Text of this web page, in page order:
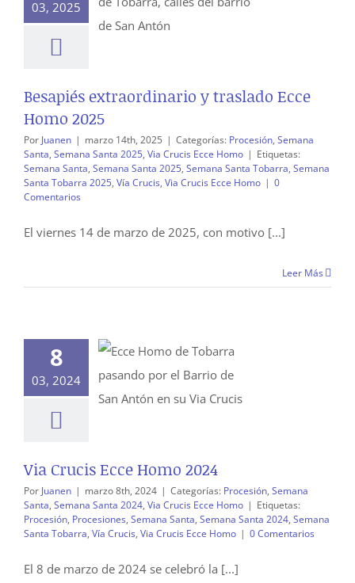
03, 2025
Besapiés extraordinario y traslado Ecce
Homo 2025
Por Juanen | marzo 14th, 2025 | Categorías: Procesión, Semana
Santa, Semana Santa 2025, Via Crucis Ecce Homo | Etiquetas:
Semana Santa, Semana Santa 2025, Semana Santa Tobarra, Semana
Santa Tobarra 2025, Vía Crucis, Via Crucis Ecce Homo | 0
Comentarios
El viernes 14 de marzo de 2025, con motivo [...]
Leer Más
8
03, 2024
Via Crucis Ecce Homo 2024
Por Juanen | marzo 8th, 2024 | Categorías: Procesión, Semana
Santa, Semana Santa 2024, Via Crucis Ecce Homo | Etiquetas:
Procesión, Procesiones, Semana Santa, Semana Santa 2024, Semana
Santa Tobarra, Vía Crucis, Via Crucis Ecce Homo | 0 Comentarios
El 8 de marzo de 2024 se celebró la [...]